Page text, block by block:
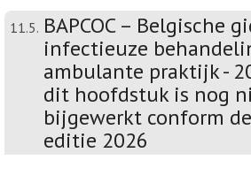
11.5. BAPCOC – Belgische
infectieuze
ambulante praktijk -
dit hoofdstuk is nog
bijgewerkt conform de
editie 2026